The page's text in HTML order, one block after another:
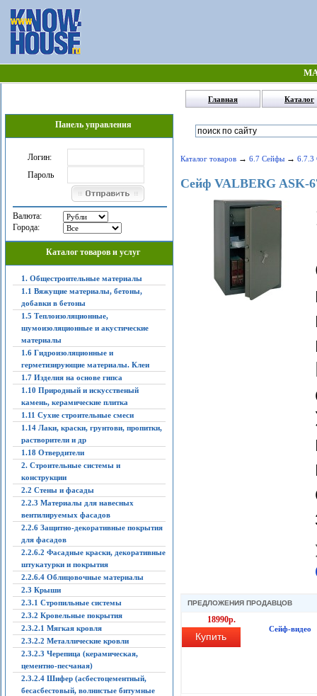
Главная Каталог
Панель управления
Логин:
Пароль
Валюта:
Города:
Каталог товаров и услуг
1. Общестроительные материалы
1.1 Вяжущие материалы, бетоны,
добавки в бетоны
1.5 Теплоизоляционные,
шумоизоляционные и акустические
материалы
1.6 Гидроизоляционные и
герметизирующие материалы. Клеи
1.7 Изделия на основе гипса
1.10 Природный и искусственый
камень, керамические плитка
1.11 Сухие строительные смеси
1.14 Лаки, краски, грунтови, пропитки,
растворители и др
1.18 Отвердители
2. Строительные системы и
конструкции
2.2 Стены и фасады
2.2.3 Материалы для навесных
вентилируемых фасадов
2.2.6 Защитно-декоративные покрытия
для фасадов
2.2.6.2 Фасадные краски, декоративные
штукатурки и покрытия
2.2.6.4 Облицовочные материалы
2.3 Крыши
2.3.1 Стропильные системы
2.3.2 Кровельные покрытия
2.3.2.1 Мягкая кровля
2.3.2.2 Металлические кровли
2.3.2.3 Черепица (керамическая,
цементно-песчаная)
2.3.2.4 Шифер (асбестоцементный,
бесасбестовый, волнистые битумные
Каталог товаров→ 6.7 Сейфы→ 6.7.3
Сейф VALBERG ASK-
ПРЕДЛОЖЕНИЯ ПРОДАВЦОВ
18990р.
Купить
Сейф-видео